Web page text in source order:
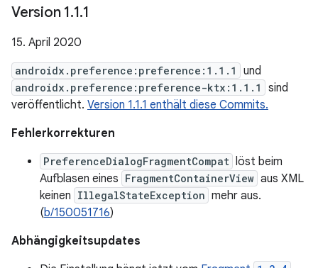
Version 1.1.1
15. April 2020
androidx.preference:preference:1.1.1 und
androidx.preference:preference-ktx:1.1.1
sind
veröffentlicht. Version 1.1.1 enthält diese Commits.
Fehlerkorrekturen
PreferenceDialogFragmentCompat löst beim
Aufblasen eines FragmentContainerView aus XML
keinen IllegalStateException mehr aus.
(b/150051716)
Abhängigkeitsupdates